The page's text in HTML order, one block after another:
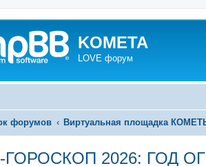
KOMETA
LOVE форум
форумов Виртуальная площадка
ГОРОСКОП 2026: ГОД